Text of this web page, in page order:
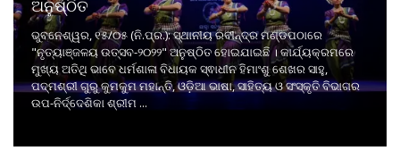
ଅନୁଷ୍ଠିତ
ଭୁବନେଶ୍ୱର, ୧୫/୦୫ (ନି.ପ୍ର.): ସ୍ଥାନୀୟ ରବୀନ୍ଦ୍ର ମଣ୍ଡପଠାରେ
"ନୃତ୍ୟାଞ୍ଜଳୟ ଉତ୍ସବ-୨୦୨୨" ଅନୁଷ୍ଠିତ ହୋଇଯାଇଛି । କାର୍ଯ୍ୟକ୍ରମରେ
ମୁଖ୍ୟ ଅତିଥି ଭାବେ ଧର୍ମଶାଳା ବିଧାୟକ ସ୍ଵାଧୀନ ହିମାଂଶୁ ଶେଖର ସାହୁ,
ପଦ୍ମଶ୍ରୀ ଗୁରୁ କୁମକୁମ ମହାନ୍ତି, ଓଡ଼ିଆ ଭାଷା, ସାହିତ୍ୟ ଓ ସଂସ୍କୃତି ବିଭାଗର
ଉପ-ନିର୍ଦ୍ଦେଶିକା ଶ୍ରୀମ ...